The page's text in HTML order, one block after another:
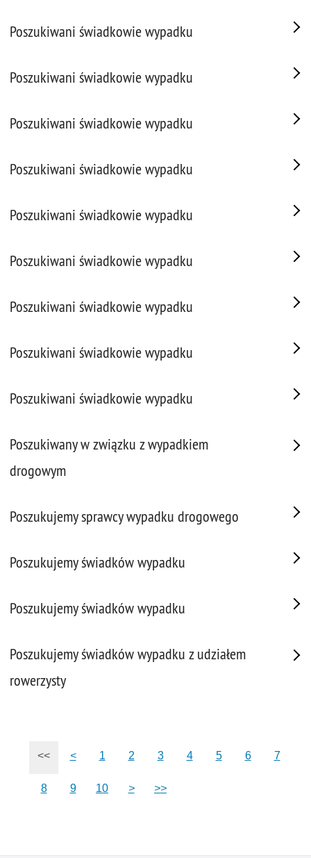
Poszukiwani świadkowie wypadku
Poszukiwani świadkowie wypadku
Poszukiwani świadkowie wypadku
Poszukiwani świadkowie wypadku
Poszukiwani świadkowie wypadku
Poszukiwani świadkowie wypadku
Poszukiwani świadkowie wypadku
Poszukiwani świadkowie wypadku
Poszukiwani świadkowie wypadku
Poszukiwany w związku z wypadkiem
drogowym
Poszukujemy sprawcy wypadku drogowego
Poszukujemy świadków wypadku
Poszukujemy świadków wypadku
Poszukujemy świadków wypadku z udziałem
rowerzysty
<< < 1 2 3 4 5 6 7
8 9 10 > >>